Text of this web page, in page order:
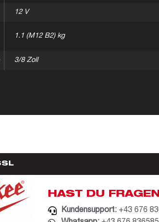
12 V
1.1 (M12 B2) kg
3/8 Zoll
HAST DU
Kundensupport: +43 676